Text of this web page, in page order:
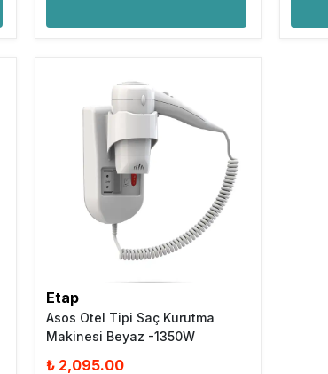
Etap
Asos Otel Tipi Saç Kurutma
Makinesi Beyaz -1350W
₺ 2,095.00